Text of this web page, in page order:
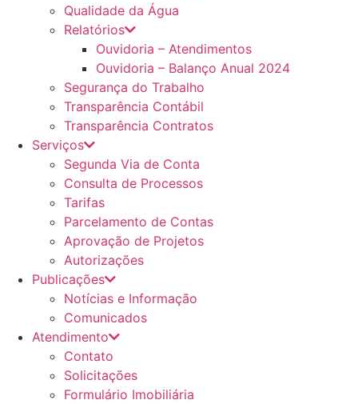
Qualidade da Água
Relatórios
Ouvidoria – Atendimentos
Ouvidoria – Balanço Anual 2024
Segurança do Trabalho
Transparência Contábil
Transparência Contratos
Serviços
Segunda Via de Conta
Consulta de Processos
Tarifas
Parcelamento de Contas
Aprovação de Projetos
Autorizações
Publicações
Notícias e Informação
Comunicados
Atendimento
Contato
Solicitações
Formulário Imobiliária